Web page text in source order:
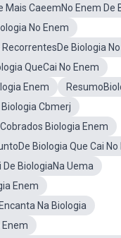
Mais CaeemNo Enem De
No Enem
Biologia
QueCai No Enem
Enem
Cbmerj
Biologia Enem
Biologia Que Cai No
De BiologiaNa Uema
Enem
Na Biologia
Enem